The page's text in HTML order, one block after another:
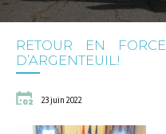
RETOUR EN
D’ARGENTEUIL!
23 juin 2022